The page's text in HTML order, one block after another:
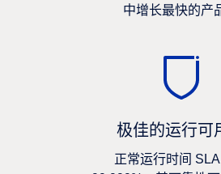
中增长最快的产
极佳的运行可
正常运行时间 SLA